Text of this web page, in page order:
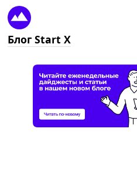
Блог Start X